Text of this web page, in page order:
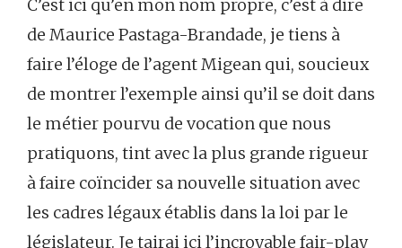
C’est ici qu’en mon nom propre, c’est à dire
de Maurice Pastaga-Brandade, je tiens à
faire l’éloge de l’agent Migean qui, soucieux
de montrer l’exemple ainsi qu’il se doit dans
le métier pourvu de vocation que nous
pratiquons, tint avec la plus grande rigueur
à faire coïncider sa nouvelle situation avec
les cadres légaux établis dans la loi par le
législateur. Je tairai ici l’incroyable fair-play